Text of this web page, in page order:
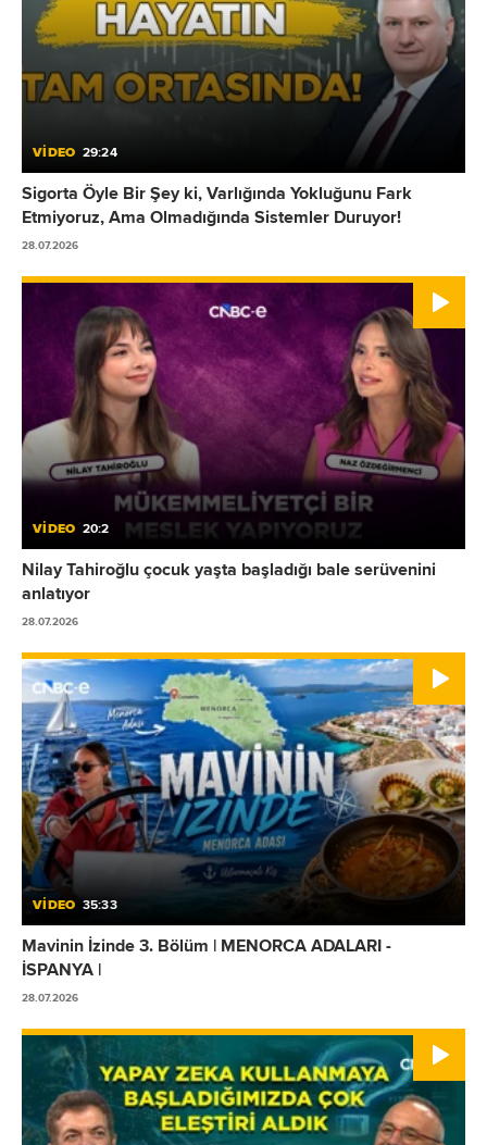
VİDEO 29:24
Sigorta Öyle Bir Şey ki, Varlığında Yokluğunu Fark
Etmiyoruz, Ama Olmadığında Sistemler Duruyor!
28.07.2026
VİDEO 20:2
Nilay Tahiroğlu çocuk yaşta başladığı bale serüvenini
anlatıyor
28.07.2026
VİDEO 35:33
Mavinin İzinde 3. Bölüm | MENORCA ADALARI -
İSPANYA |
28.07.2026